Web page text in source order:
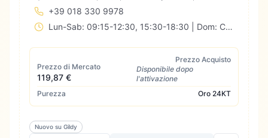
+39 018 330 9978
Lun-Sab: 09:15-12:30, 15:30-18:30 | Dom: Chiuso
Prezzo di Mercato
119,87 €
Prezzo Acquisto
Disponibile dopo
l'attivazione
Purezza
Oro 24KT
Nuovo su Gildy